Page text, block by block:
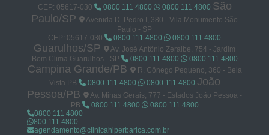
CEP: 05617-030
0800 111 4800 0800 111 4800 São
Paulo/SP
Avenida D. Pedro I, 380 - Vila Monumento São
Paulo - SP
CEP: 05617-030
0800 111 4800 0800 111 4800
Guarulhos/SP
Av. José Antônio Zeraibe, 754 - Jardim
Bom Clima Guarulhos - SP
0800 111 4800 0800 111 4800
Campina Grande/PB
R. Cônego Pequeno, 360 - Bela
Vista PB
0800 111 4800 0800 111 4800 João
Pessoa/PB
Av. Minas Gerais, 777 - Estados João Pessoa -
PB
0800 111 4800
0800 111 4800
0800 111 4800
800 111 4800
agendamento@clinicahiperbarica.com.br